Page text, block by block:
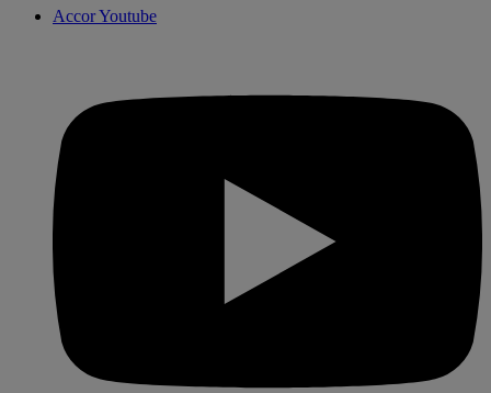
Accor Youtube